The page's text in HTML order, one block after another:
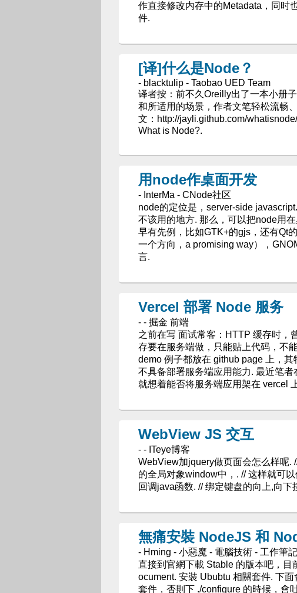
作直接修改内存中的Metadata，同时
件.
[译]什么是Node？
- blacktulip - Taobao UED Team
译者按：前不久Oreilly出了一本小册
和所适用的场景，作者文笔轻松流畅
文：http://jayli.github.com/
What is Node?.
用node作桌面开发
- InterMa - CNode社区
node的定位是，server-side
不该用的地方. 那么，可以把node用
早有先例，比如GTK+的gjs，还有Qt
一个方向，a promising way），
言.
Vercel 部署 Node 服务
- - 掘金 前端
之前在写 面试常客：HTTP 缓存时，
存要在服务端做，只能贴上代码，不
demo 例子都放在 github page 上，
不具备部署服务端应用能力. 最近笔者
就想着能否将服务端应用架在 vercel
WebView JS 交互
- - ITeye博客
WebView加jquery做页面会怎么样呢.
的全局对象window中，. // 这样就可
回调java函数. // 绑定键盘的向上,向
無痛安裝 NodeJS 和
- Hming - 小惡魔 - 電腦技術 - 工作筆
直接到官網下載 Stable 的版本吧，目
ocument. 安裝 Ububtu 相關套件. 下
套件，否則下 ./configure 的時候，會